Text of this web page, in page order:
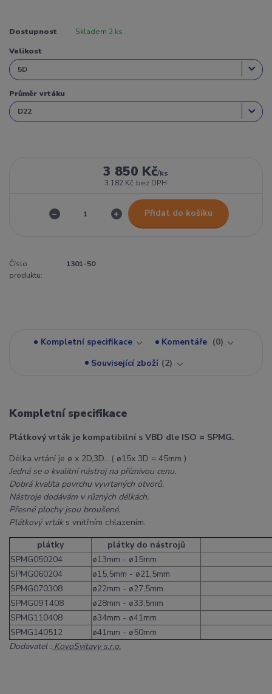
Dostupnost Skladem 2 ks
Velikost
Průměr vrtáku
3 850 Kč/ks
3 182 Kč bez DPH
Přidat do košíku
Číslo
produktu:
1301-50
Kompletní specifikace Komentáře
0
Související zboží 2
Kompletní specifikace
Plátkový vrták je kompatibilní s VBD dle ISO = SPMG.
Délka vrtání je ø x 2D,3D....( ø15x 3D = 45mm )
Jedná se o kvalitní nástroj na příznivou cenu.
Dobrá kvalita povrchu vyvrtaných otvorů.
Nástroje dodávám v různých délkách.
Přesné plochy jsou broušené.
Plátkový vrtáks vnitřním chlazením.
plátky
plátky do nástrojů
SPMG050204
ø13mm - ø15mm
SPMG060204
ø15,5mm - ø21,5mm
SPMG070308
ø22mm - ø27,5mm
SPMG09T408
ø28mm - ø33,5mm
SPMG110408
ø34mm - ø41mm
SPMG140512
ø41mm - ø50mm
Dodavatel :KovoSvitavy s.r.o.